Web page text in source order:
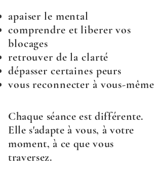
apaiser le mental
comprendre et liberer vos
blocages
retrouver de la clarté
dépasser certaines peurs
vous reconnecter à vous-même
Chaque séance est différente.
Elle s'adapte à vous, à votre
moment, à ce que vous
traversez.